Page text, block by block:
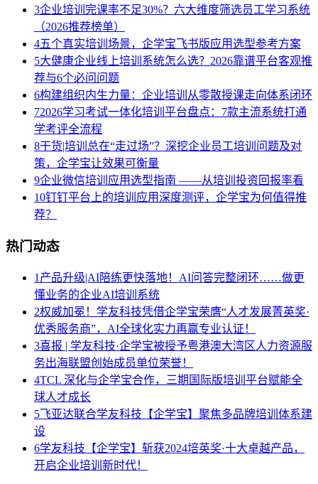
3企业培训完课率不足30%？六大维度筛选员工学习系统
（2026推荐榜单）
4五个真实培训场景，企学宝飞书版应用选型参考方案
5大健康企业线上培训系统怎么选？2026靠谱平台客观推
荐与6个必问问题
6构建组织内生力量：企业培训从零散授课走向体系闭环
72026学习考试一体化培训平台盘点：7款主流系统打通
学考评全流程
8干货|培训总在“走过场”？深挖企业员工培训问题及对
策，企学宝让效果可衡量
9企业微信培训应用选型指南 ——从培训投资回报率看
10钉钉平台上的培训应用深度测评，企学宝为何值得推
荐？
热门动态
1 产品升级|AI陪练更快落地！AI问答完整闭环……做更
懂业务的企业AI培训系统
2权威加冕！学友科技凭借企学宝荣膺“人才发展菁英奖·
优秀服务商”，AI全球化实力再赢专业认证！
3喜报 | 学友科技·企学宝被授予粤港澳大湾区人力资源服
务出海联盟创始成员单位荣誉！
4TCL 深化与企学宝合作，三期国际版培训平台赋能全
球人才成长
5飞亚达联合学友科技【企学宝】聚焦多品牌培训体系建
设
6学友科技【企学宝】斩获2024培英奖·十大卓越产品，
开启企业培训新时代！